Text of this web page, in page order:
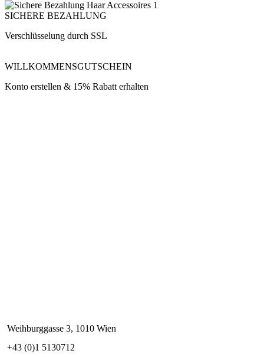
SICHERE BEZAHLUNG
Verschlüsselung durch SSL
WILLKOMMENSGUTSCHEIN
Konto erstellen & 15% Rabatt erhalten
Weihburggasse 3, 1010 Wien
+43 (0)1 5130712